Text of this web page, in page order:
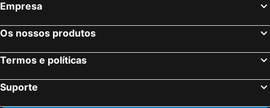
Nice, Provença-Alpes-Costa Azul Hotéis
Estrasburgo, Alsácia Hotéis
Bordéus, Aquitânia Hotéis
Colmar, Alsácia Hotéis
Empresa
Os nossos produtos
Termos e políticas
Suporte